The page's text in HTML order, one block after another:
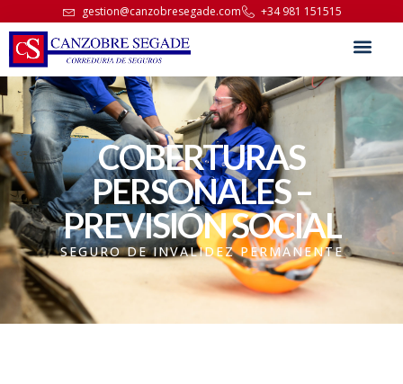
gestion@canzobresegade.com +34 981 151515
COBERTURAS
PERSONALES –
PREVISIÓN SOCIAL
SEGURO DE INVALIDEZ PERMANENTE